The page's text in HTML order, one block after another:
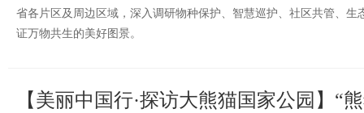
省各片区及周边区域，深入调研物种保护、智慧巡护、社区共管、生
证万物共生的美好图景。
【美丽中国行·探访大熊猫国家公园】“